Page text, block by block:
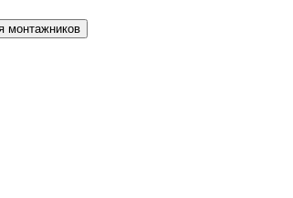
Регистрация для монтажников